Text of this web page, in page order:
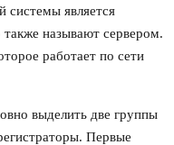
системы является
также называют сервером.
работает по сети
выделить две группы
Первые